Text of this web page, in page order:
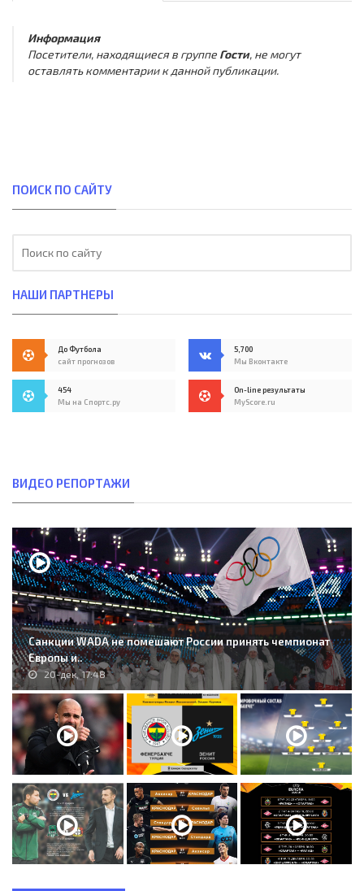
Информация
Посетители, находящиеся в группе Гости, не могут
оставлять комментарии к данной публикации.
ПОИСК ПО САЙТУ
НАШИ ПАРТНЕРЫ
До Футбола
сайт прогнозов
5,700
Мы Вконтакте
454
Мы на Спортс.ру
On-line результаты
MyScore.ru
ВИДЕО РЕПОРТАЖИ
Санкции WADA не помешают России принять чемпионат
Европы и..
20-дек, 17:48